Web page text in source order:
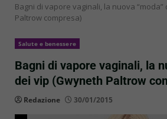
Bagni di vapore vaginali, la nuova “moda”
Paltrow compresa)
Salute e benessere
Bagni di vapore vaginali, la
dei vip (Gwyneth Paltrow
Redazione 30/01/2015